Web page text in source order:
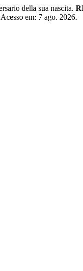
della sua nascita.
em: 7 ago. 2026.